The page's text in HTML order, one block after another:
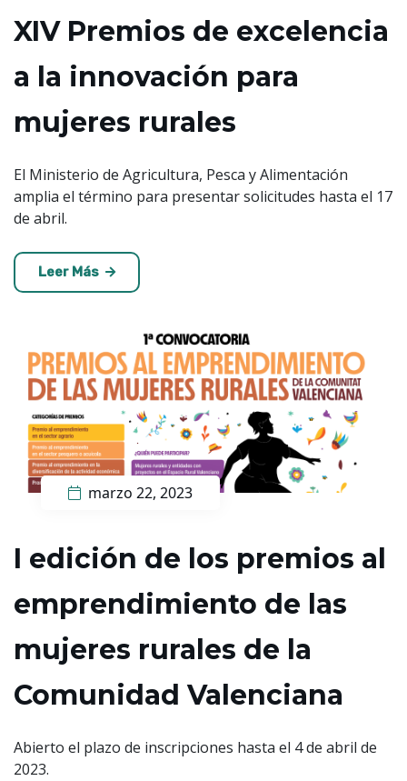
XIV Premios de excelencia
a la innovación para
mujeres rurales
El Ministerio de Agricultura, Pesca y Alimentación
amplia el término para presentar solicitudes hasta el 17
de abril.
Leer Más
marzo 22, 2023
I edició​n de los premios al
emprendimiento de las
mujeres rurales de la
Comunidad Valenciana
Abierto el plazo de inscripciones hasta el 4 de abril de
2023.